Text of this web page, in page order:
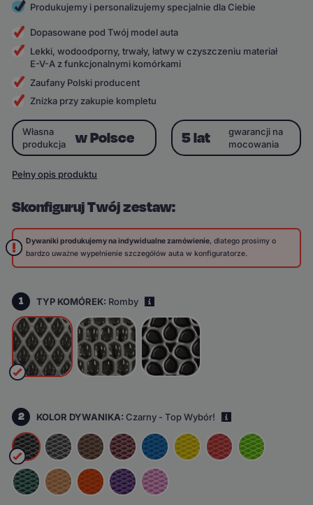
Produkujemy i personalizujemy specjalnie dla Ciebie
Dopasowane pod Twój model auta
Lekki, wodoodporny, trwały, łatwy w czyszczeniu materiał
E-V-A z funkcjonalnymi komórkami
Zaufany Polski producent
Zniżka przy zakupie kompletu
Skonfiguruj Twój zestaw:
Dywaniki produkujemy na indywidualne zamówienie, dlatego prosimy o
bardzo uważne wypełnienie szczegółów auta w konfiguratorze.
1 TYP KOMÓREK: Romby
2 KOLOR DYWANIKA:Czarny - Top Wybór!
Własna
produkcja
w Polsce 5 lat
gwarancji na
mocowania
Pełny opis produktu